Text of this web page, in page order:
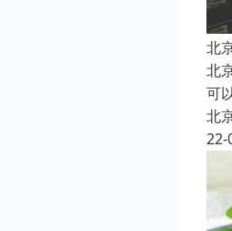
北
北
可
北
22-